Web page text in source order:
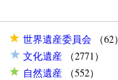
世界遺産委員会（62）
文化遺産（2771）
自然遺産（552）